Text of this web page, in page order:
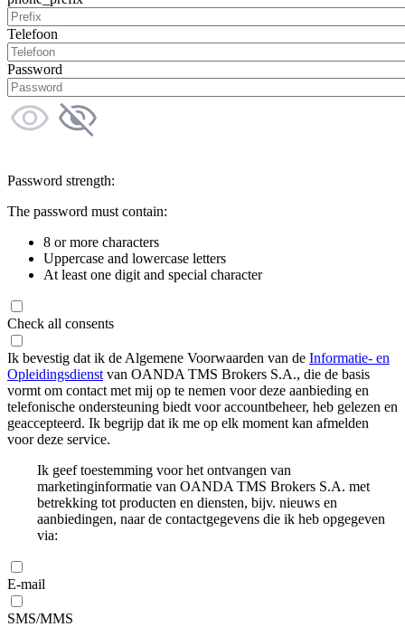
Telefoon
Password
Password strength:
The password must contain:
8 or more characters
Uppercase and lowercase letters
At least one digit and special character
Check all consents
Ik bevestig dat ik de Algemene Voorwaarden van de Informatie- en
Opleidingsdienst van OANDA TMS Brokers S.A., die de basis
vormt om contact met mij op te nemen voor deze aanbieding en
telefonische ondersteuning biedt voor accountbeheer, heb gelezen en
geaccepteerd. Ik begrijp dat ik me op elk moment kan afmelden
voor deze service.
Ik geef toestemming voor het ontvangen van
marketinginformatie van OANDA TMS Brokers S.A. met
betrekking tot producten en diensten, bijv. nieuws en
aanbiedingen, naar de contactgegevens die ik heb opgegeven
via:
E-mail
SMS/MMS